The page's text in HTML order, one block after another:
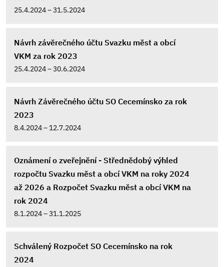
25.4.2024 – 31.5.2024
Návrh závěrečného účtu Svazku měst a obcí
VKM za rok 2023
25.4.2024 – 30.6.2024
Návrh Závěrečného účtu SO Cecemínsko za rok
2023
8.4.2024 – 12.7.2024
Oznámení o zveřejnění - Střednědobý výhled
rozpočtu Svazku měst a obcí VKM na roky 2024
až 2026 a Rozpočet Svazku měst a obcí VKM na
rok 2024
8.1.2024 – 31.1.2025
Schválený Rozpočet SO Cecemínsko na rok
2024